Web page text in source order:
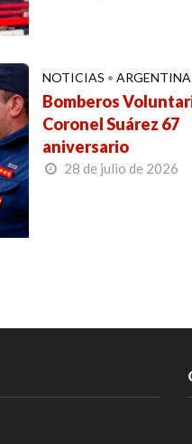
NOTICIAS • ARGENTINA
Bomberos
Coronel Suárez 67
aniversario
28 de julio de 2026